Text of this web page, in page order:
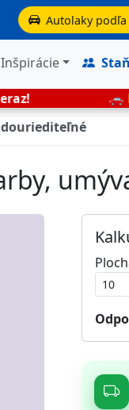
Autolaky podľa
Inšpirácie
🚗 Miešame